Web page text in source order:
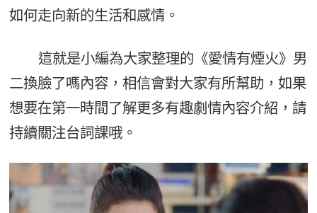
如何走向新的生活和感情。
這就是小編為大家整理的《愛情有煙火》男
二換臉了嗎內容，相信會對大家有所幫助，如果
想要在第一時間了解更多有趣劇情內容介紹，請
持續關注台詞課哦。